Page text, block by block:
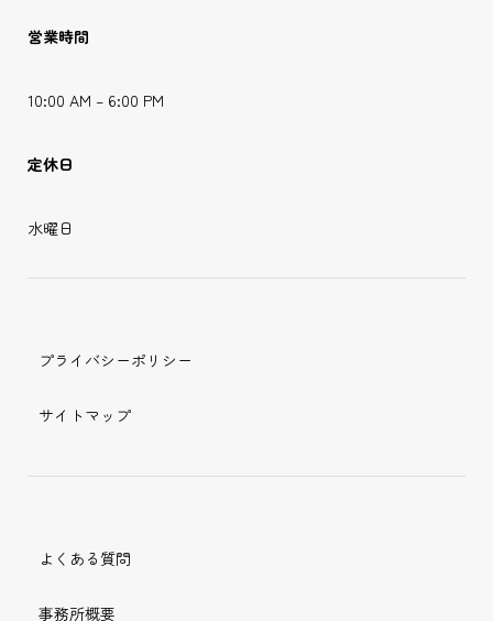
営業時間
10:00 AM – 6:00 PM
定休日
水曜日
プライバシーポリシー
サイトマップ
よくある質問
事務所概要